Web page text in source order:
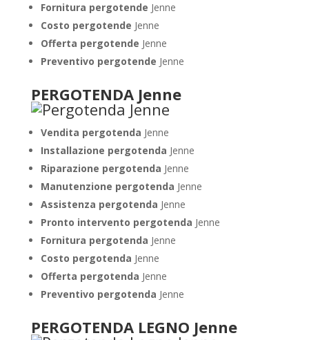
Fornitura pergotende Jenne
Costo pergotende Jenne
Offerta pergotende Jenne
Preventivo pergotende Jenne
PERGOTENDA Jenne
Vendita pergotenda Jenne
Installazione pergotenda Jenne
Riparazione pergotenda Jenne
Manutenzione pergotenda Jenne
Assistenza pergotenda Jenne
Pronto intervento pergotenda Jenne
Fornitura pergotenda Jenne
Costo pergotenda Jenne
Offerta pergotenda Jenne
Preventivo pergotenda Jenne
PERGOTENDA LEGNO Jenne